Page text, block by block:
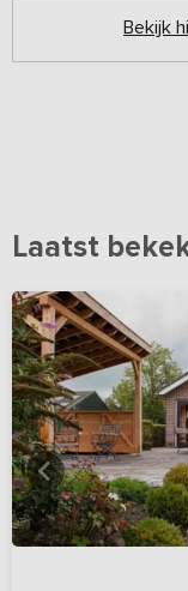
Bekijk
Laatst
Bekijkhier